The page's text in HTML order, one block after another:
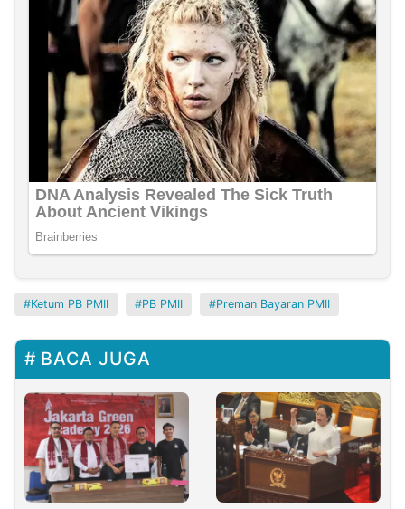
Ketum PB PMII PB PMII Preman Bayaran PMII
BACA JUGA